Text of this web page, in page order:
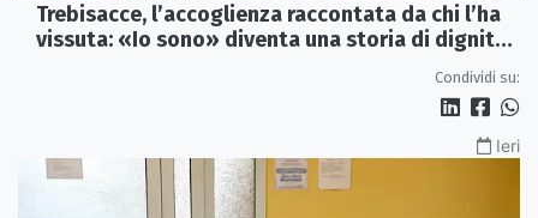
Trebisacce, l’accoglienza raccontata da chi l’ha
vissuta: «Io sono» diventa una storia di dignità
Condividi su:
Ieri